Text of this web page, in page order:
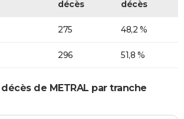
décès
décès
275 48,2 %
296 51,8 %
de METRAL par tranche